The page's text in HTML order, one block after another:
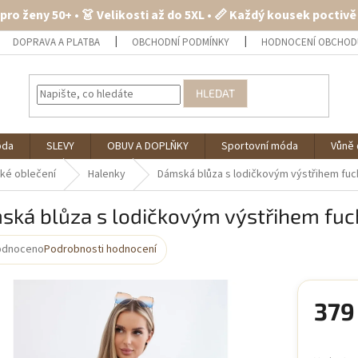
ženy 50+ • 👗 Velikosti až do 5XL • 📏 Každý kousek
DOPRAVA A PLATBA OBCHODNÍ PODMÍNKY HODNOCENÍ
HLEDAT
SLEVY OBUV A DOPLŇKY Sportovní móda
oblečení Halenky Dámská blůza s lodičkovým výstřihem
blůza s lodičkovým výstřihem
Podrobnosti hodnocení